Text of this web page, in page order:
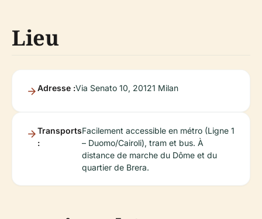
Lieu
Adresse :Via Senato 10, 20121 Milan
Transports
:
Facilement accessible en métro (Ligne 1
– Duomo/Cairoli), tram et bus. À
distance de marche du Dôme et du
quartier de Brera.